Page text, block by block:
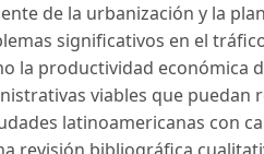
de la urbanización y la
significativos en el
la productividad económica
viables que puedan
latinoamericanas con